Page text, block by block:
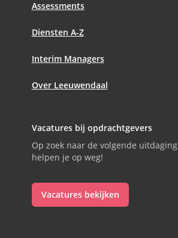
Assessments
Diensten A-Z
Interim Managers
Over Leeuwendaal
Vacatures bij opdrachtgevers
Op zoek naar de volgende
helpen je op weg!
Vacatures bekijken